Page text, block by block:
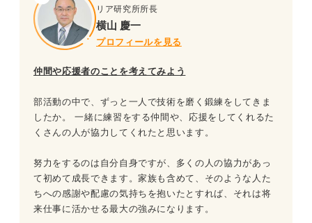
リア研究所所長
横山 慶一
プロフィールを見る
仲間や応援者のことを考えてみよう
部活動の中で、ずっと一人で技術を磨く鍛練をしてきま
したか。 一緒に練習をする仲間や、応援をしてくれるた
くさんの人が協力してくれたと思います。
努力をするのは自分自身ですが、多くの人の協力があっ
て初めて成長できます。家族も含めて、そのような人た
ちへの感謝や配慮の気持ちを抱いたとすれば、それは将
来仕事に活かせる最大の強みになります。